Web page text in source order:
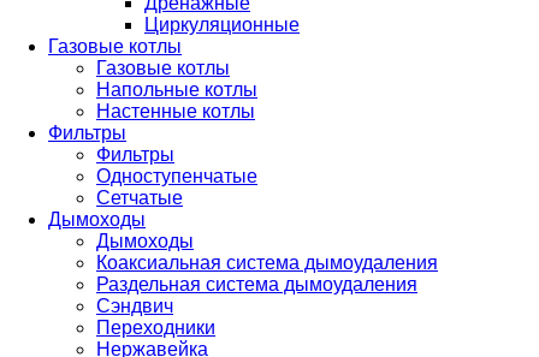
Циркуляционные
Газовые котлы
Газовые котлы
Напольные котлы
Настенные котлы
Фильтры
Фильтры
Одноступенчатые
Сетчатые
Дымоходы
Дымоходы
Коаксиальная система дымоудаления
Раздельная система дымоудаления
Сэндвич
Переходники
Нержавейка